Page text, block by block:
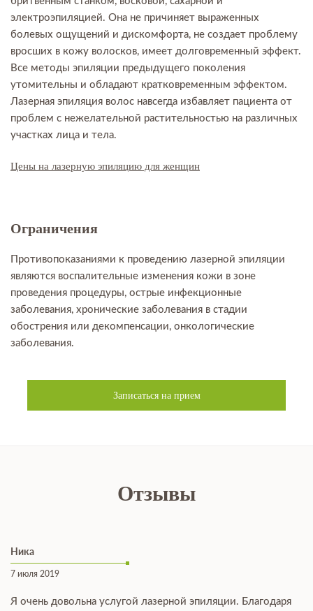
электроэпиляцией. Она не причиняет выраженных
болевых ощущений и дискомфорта, не создает проблему
вросших в кожу волосков, имеет долговременный эффект.
Все методы эпиляции предыдущего поколения
утомительны и обладают кратковременным эффектом.
Лазерная эпиляция волос навсегда избавляет пациента от
проблем с нежелательной растительностью на различных
участках лица и тела.
Цены на лазерную эпиляцию для женщин
Ограничения
Противопоказаниями к проведению лазерной эпиляции
являются воспалительные изменения кожи в зоне
проведения процедуры, острые инфекционные
заболевания, хронические заболевания в стадии
обострения или декомпенсации, онкологические
заболевания.
Записаться на прием
Отзывы
Ника
7 июля 2019
Я очень довольна услугой лазерной эпиляции. Благодаря